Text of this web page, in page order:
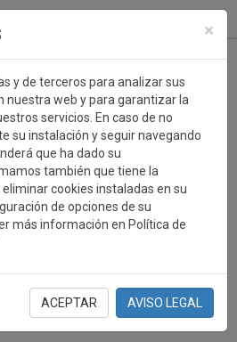
×
y de terceros para analizar sus
nuestra web y para garantizar la
servicios. En caso de no
su instalación y seguir navegando
que ha dado su
también que tiene la
cookies instaladas en su
de opciones de su
más información en Política de
ACEPTAR AVISO LEGAL